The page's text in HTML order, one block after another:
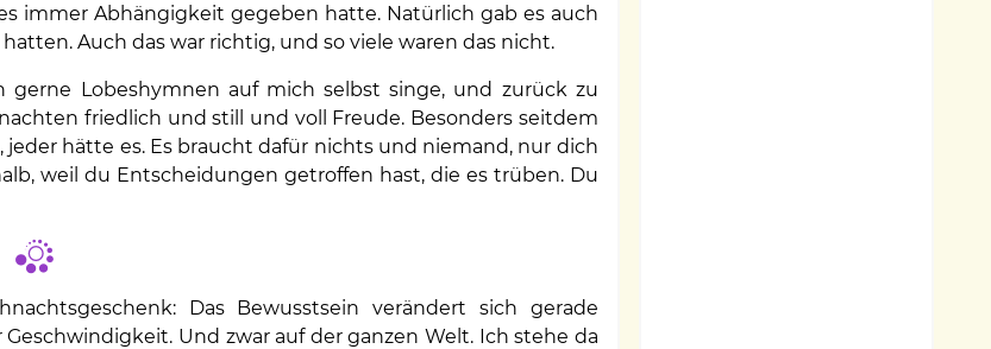
immer Abhängigkeit gegeben hatte. Natürlich gab es auch
Auch das war richtig, und so viele waren das nicht.
Lobeshymnen auf mich selbst singe, und zurück zu
friedlich und still und voll Freude. Besonders seitdem
hätte es. Es braucht dafür nichts und niemand, nur dich
weil du Entscheidungen getroffen hast, die es trüben. Du
Das Bewusstsein verändert sich gerade
Und zwar auf der ganzen Welt. Ich stehe da